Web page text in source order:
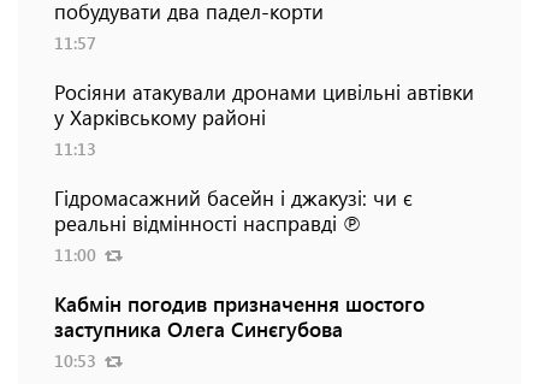
побудувати два падел-корти
11:57
Росіяни атакували дронами цивільні автівки
у Харківському районі
11:13
Гідромасажний басейн і джакузі: чи є
реальні відмінності насправді ℗
11:00
Кабмін погодив призначення шостого
заступника Олега Синєгубова
10:53